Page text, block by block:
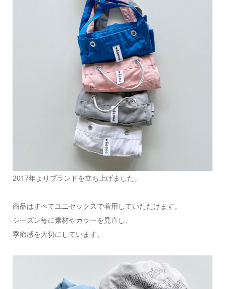
2017年よりブランドを立ち上げました。
商品はすべてユニセックスで着用していただけます。
シーズン毎に素材やカラーを見直し、
季節感を大切にしています。